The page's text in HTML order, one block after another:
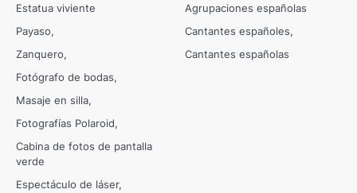
Estatua viviente
Payaso
Zanquero
Fotógrafo de bodas
Masaje en silla
Fotografías Polaroid
Cabina de fotos de pantalla
verde
Espectáculo de láser
Agrupaciones españolas
Cantantes españoles
Cantantes españolas